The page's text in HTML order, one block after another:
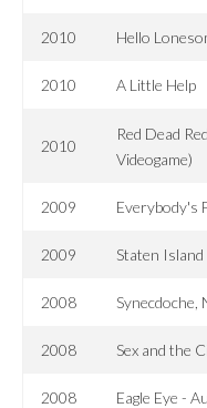
2010 Hello
2010 A Little Help
2010
Red Dead
Videogame)
2009 Everybody's
2009 Staten Island
2008 Synecdoche,
2008 Sex and the
2008 Eagle Eye -